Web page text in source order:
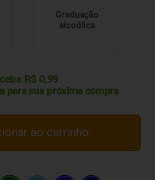
Graduação
alcoólica
R$ 0,99
para sua próxima compra
ao carrinho